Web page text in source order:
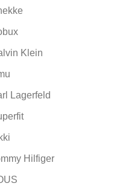
Klein
Lagerfeld
Hilfiger